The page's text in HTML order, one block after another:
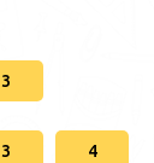
3
3 4